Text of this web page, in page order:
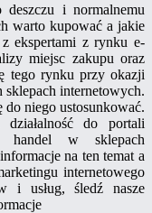
i normalnemu
warto kupować a jakie
ekspertami z rynku e-
miejsc zakupu oraz
tego rynku przy okazji
internetowych.
do niego ustosunkować.
działalność do portali
handel w sklepach
na ten temat a
internetowego
i usług, śledź nasze